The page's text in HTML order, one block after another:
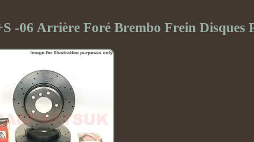
-06 Arrière Foré Brembo Frein Disques